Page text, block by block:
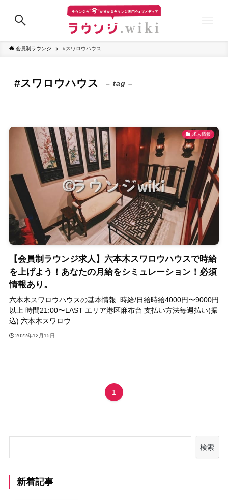
会員制ラウンジ #スワロウハウス
#スワロウハウス – tag –
求人情報
【会員制ラウンジ求人】六本木スワロウハウスで時給
を上げよう！あなたの月給をシミュレーション！必須
情報あり。
六本木スワロウハウスの基本情報 時給/日給時給4000円〜9000円
以上 時間21:00〜LAST エリア港区麻布台 支払い方法毎週払い(振
込) 六本木スワロウ...
2022年12月15日
1
検索
新着記事